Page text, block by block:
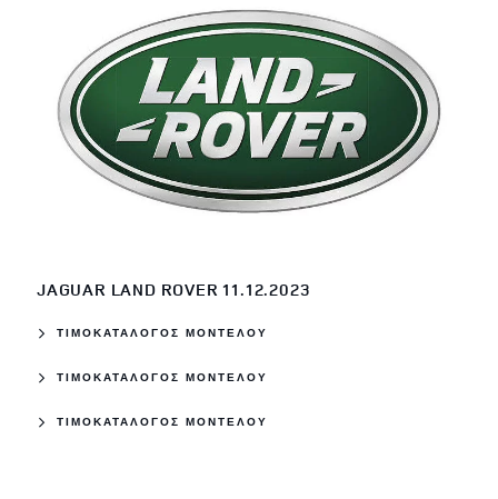
JAGUAR LAND ROVER 11.12.2023
ΤΙΜΟΚΑΤΑΛΟΓΟΣ ΜΟΝΤΕΛΟΥ
ΤΙΜΟΚΑΤΑΛΟΓΟΣ ΜΟΝΤΕΛΟΥ
ΤΙΜΟΚΑΤΑΛΟΓΟΣ ΜΟΝΤΕΛΟΥ